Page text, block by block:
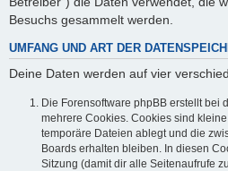
Besuchs gesammelt werden.
UMFANG UND ART DER
Deine Daten werden auf vier
Die Forensoftware phpBB erstellt bei
mehrere Cookies. Cookies sind
temporäre Dateien ablegt und die
Boards erhalten bleiben. In diesen
Sitzung (damit dir alle Seitenaufrufe